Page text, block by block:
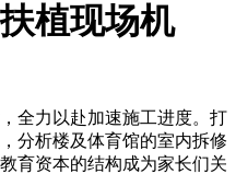
植现场机
力以赴加速施工进度。打
分析楼及体育馆的室内拆修
育资本的结构成为家长们关